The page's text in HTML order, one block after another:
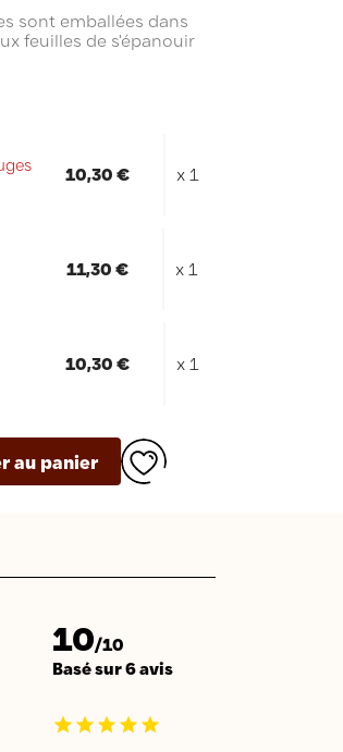
sont emballées dans
feuilles de s'épanouir
10,30 € x 1
11,30 € x 1
10,30 € x 1
au panier
10/10
Basé sur 6 avis